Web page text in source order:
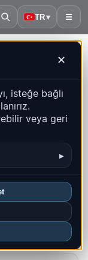
TR▾ ☰
✕
isteğe bağlı
veya geri
▸
iyi bölgeler SSS